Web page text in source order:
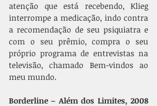
atenção que está recebendo, Klieg
interrompe a medicação, indo contra
a recomendação de seu psiquiatra e
com o seu prêmio, compra o seu
próprio programa de entrevistas na
televisão, chamado Bem-vindos ao
meu mundo.
Borderline – Além dos Limites, 2008